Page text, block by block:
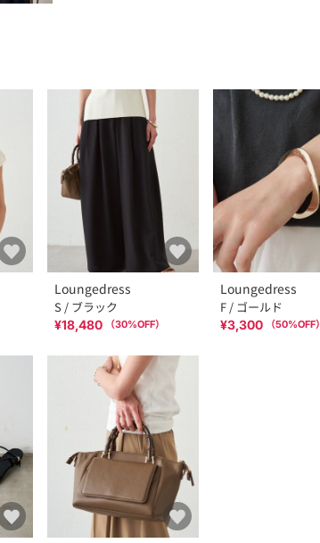
Loungedress
S / ブラック
¥18,480 （30%OFF）
Loungedress
F / ゴールド
¥3,300 （50%OFF）